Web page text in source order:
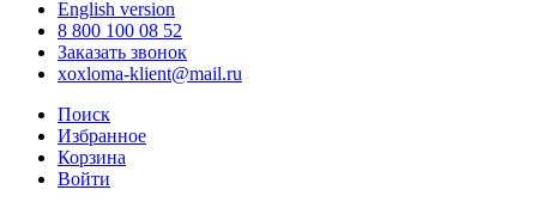
English version
8 800 100 08 52
Заказать звонок
xoxloma-klient@mail.ru
Поиск
Избранное
Корзина
Войти